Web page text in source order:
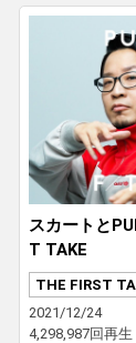
スカートと
T TAKE
THE FIRST
2021/12/24
4,298,987回再生